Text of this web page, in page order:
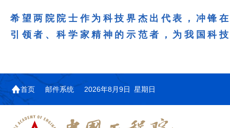
希望两院院士作为科技界杰出代表，冲锋
引领者、科学家精神的示范者，为我国科
首页 邮件系统 2026年8月9日 星期日